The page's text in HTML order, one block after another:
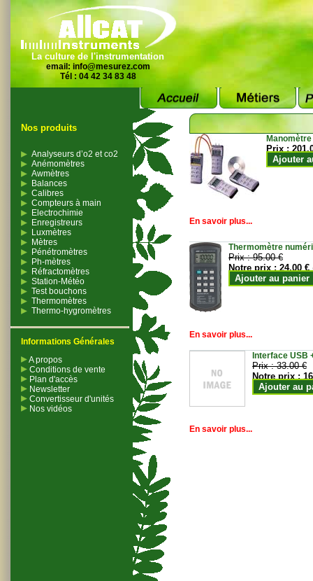
La culture de l'instrumentation
email: info@mesurez.com
Tél : 04 42 34 83 48
Nos produits
Analyseurs d’o2 et co2
Anémomètres
Awmètres
Balances
Calibres
Compteurs à main
Electrochimie
Enregistreurs
Luxmètres
Mètres
Pénétromètres
Ph-mètres
Réfractomètres
Station-Météo
Test bouchons
Thermomètres
Thermo-hygromètres
Informations Générales
A propos
Conditions de vente
Plan d'accès
Newsletter
Convertisseur d'unités
Nos vidéos
Prix :
Ajouter
En savoir plus...
Thermomètre
Prix :95.00 €
Notre prix :24.00 €
Ajouter au panier
En savoir plus...
Interface USB
Prix :33.00 €
Notre prix :
Ajouter au
En savoir plus...